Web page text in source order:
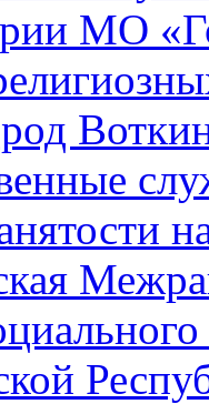
МО